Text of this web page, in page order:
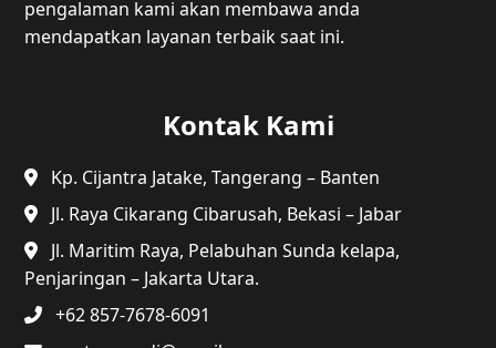
pengalaman kami akan membawa anda
mendapatkan layanan terbaik saat ini.
Kontak Kami
Kp. Cijantra Jatake, Tangerang – Banten
Jl. Raya Cikarang Cibarusah, Bekasi – Jabar
Jl. Maritim Raya, Pelabuhan Sunda kelapa,
Penjaringan – Jakarta Utara.
+62 857-7678-6091